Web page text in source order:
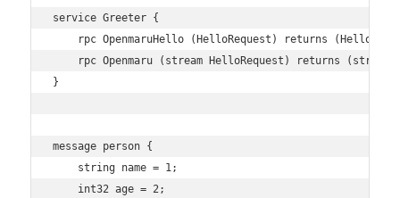
service Greeter {
rpc OpenmaruHello (HelloRequest) returns
rpc Openmaru (stream HelloRequest) returns (stream
}
message person {
    string name = 1;
    int32 age = 2;